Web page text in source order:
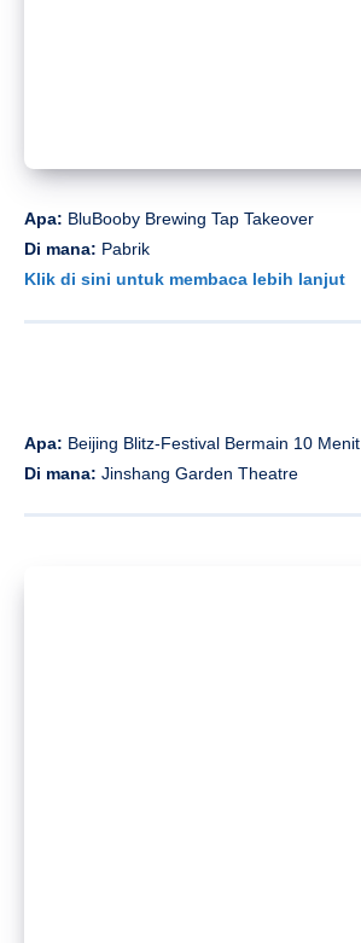
Apa: BluBooby Brewing Tap Takeover
Di mana: Pabrik
Klik di sini untuk membaca lebih lanjut
Apa: Beijing Blitz-Festival Bermain 10 Menit
Di mana: Jinshang Garden Theatre